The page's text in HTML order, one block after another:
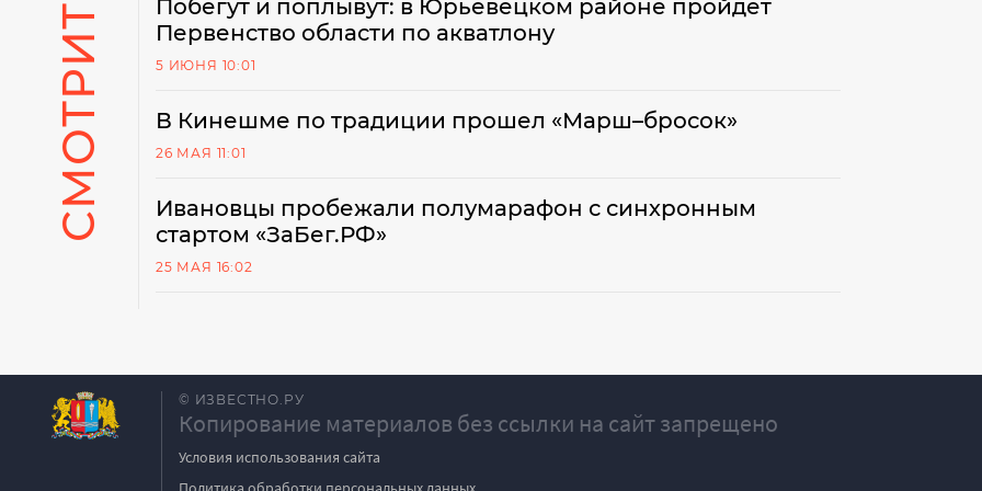
Побегут и поплывут: в Юрьевецком районе пройдет
Первенство области по акватлону
5 ИЮНЯ 10:01
В Кинешме по традиции прошел «Марш–бросок»
26 МАЯ 11:01
Ивановцы пробежали полумарафон с синхронным
стартом «ЗаБег.РФ»
25 МАЯ 16:02
© ИЗВЕСТНО.РУ
Копирование материалов без ссылки на сайт запрещено
Условия использования сайта